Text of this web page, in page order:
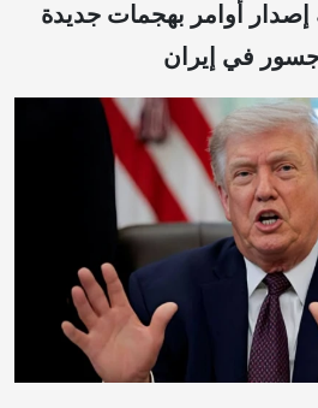
أوامر بهجمات جديدة
في إيران